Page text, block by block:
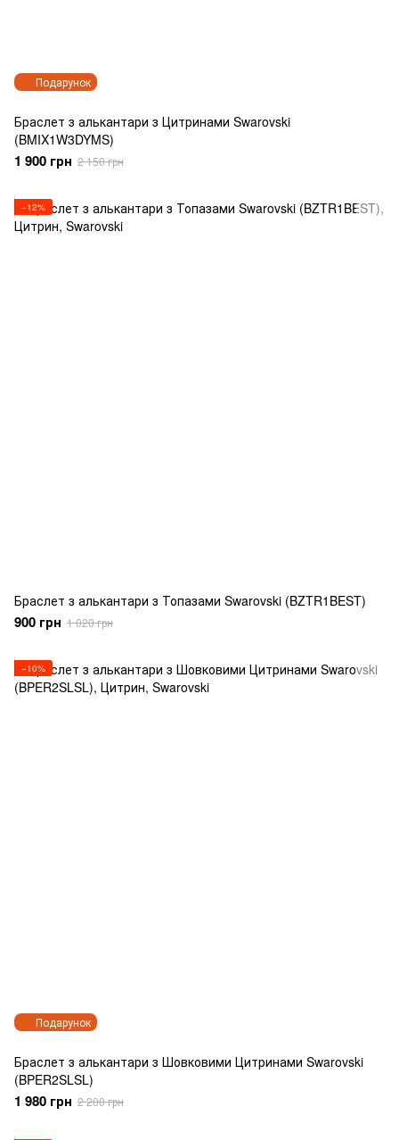
Подарунок
Браслет з алькантари з Цитринами Swarovski
(BMIX1W3DYMS)
1 900 грн 2 150 грн
−12%
Браслет з алькантари з Топазами Swarovski (BZTR1BEST)
900 грн 1 020 грн
Подарунок
−10%
Браслет з алькантари з Шовковими Цитринами Swarovski
(BPER2SLSL)
1 980 грн 2 200 грн